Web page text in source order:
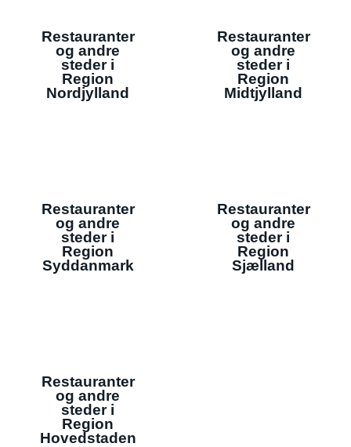
Restauranter
og andre
steder i
Region
Nordjylland
Restauranter
og andre
steder i
Region
Midtjylland
Restauranter
og andre
steder i
Region
Syddanmark
Restauranter
og andre
steder i
Region
Sjælland
Restauranter
og andre
steder i
Region
Hovedstaden